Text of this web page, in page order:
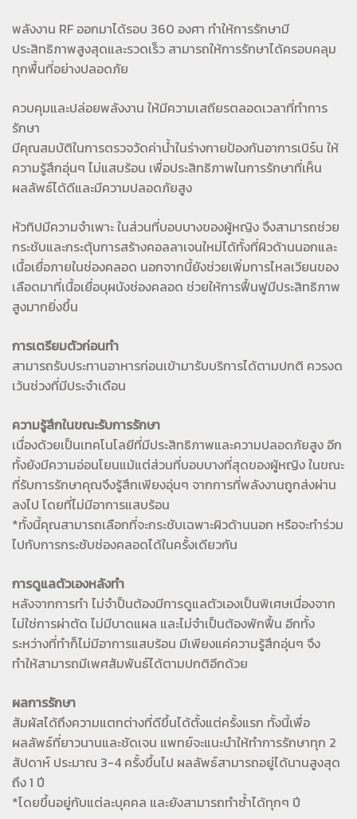
พลังงาน RF ออกมาได้รอบ 360 องศา ทำให้การรักษามี
ประสิทธิภาพสูงสุดและรวดเร็ว สามารถให้การรักษาได้ครอบคลุม
ทุกพื้นที่อย่างปลอดภัย
ควบคุมและปล่อยพลังงาน ให้มีความเสถียรตลอดเวลาที่ทำการ
รักษา
มีคุณสมบัติในการตรวจวัดค่าน้ำในร่างกายป้องกันอาการเบิร์น ให้
ความรู้สึกอุ่นๆ ไม่แสบร้อน เพื่อประสิทธิภาพในการรักษาที่เห็น
ผลลัพธ์ได้ดีและมีความปลอดภัยสูง
หัวทิปมีความจำเพาะ ในส่วนที่บอบบางของผู้หญิง จึงสามารถช่วย
กระชับและกระตุ้นการสร้างคอลลาเจนใหม่ได้ทั้งที่ผิวด้านนอกและ
เนื้อเยื่อภายในช่องคลอด นอกจากนี้ยังช่วยเพิ่มการไหลเวียนของ
เลือดมาที่เนื้อเยื่อบุผนังช่องคลอด ช่วยให้การฟื้นฟูมีประสิทธิภาพ
สูงมากยิ่งขึ้น
การเตรียมตัวก่อนทำ
สามารถรับประทานอาหารก่อนเข้ามารับบริการได้ตามปกติ ควรงด
เว้นช่วงที่มีประจำเดือน
ความรู้สึกในขณะรับการรักษา
เนื่องด้วยเป็นเทคโนโลยีที่มีประสิทธิภาพและความปลอดภัยสูง อีก
ทั้งยังมีความอ่อนโยนแม้แต่ส่วนที่บอบบางที่สุดของผู้หญิง ในขณะ
ที่รับการรักษาคุณจึงรู้สึกเพียงอุ่นๆ จากการที่พลังงานถูกส่งผ่าน
ลงไป โดยที่ไม่มีอาการแสบร้อน
*ทั้งนี้คุณสามารถเลือกที่จะกระชับเฉพาะผิวด้านนอก หรือจะทำร่วม
ไปกับการกระชับช่องคลอดได้ในครั้งเดียวกัน
การดูแลตัวเองหลังทำ
หลังจากการทำ ไม่จำป็นต้องมีการดูแลตัวเองเป็นพิเศษเนื่องจาก
ไม่ใช่การผ่าตัด ไม่มีบาดแผล และไม่จำเป็นต้องพักฟื้น อีกทั้ง
ระหว่างที่ทำก็ไม่มีอาการแสบร้อน มีเพียงแค่ความรู้สึกอุ่นๆ จึง
ทำให้สามารถมีเพศสัมพันธ์ได้ตามปกติอีกด้วย
ผลการรักษา
สัมผัสได้ถึงความแตกต่างที่ดีขึ้นได้ตั้งแต่ครั้งแรก ทั้งนี้เพื่อ
ผลลัพธ์ที่ยาวนานและชัดเจน แพทย์จะแนะนำให้ทำการรักษาทุก 2
สัปดาห์ ประมาณ 3-4 ครั้งขึ้นไป ผลลัพธ์สามารถอยู่ได้นานสูงสุด
ถึง 1 ปี
*โดยขึ้นอยู่กับแต่ละบุคคล และยังสามารถทำซ้ำได้ทุกๆ ปี